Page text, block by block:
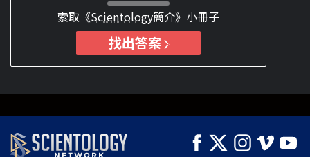
索取《Scientology簡介》小冊子
找出答案